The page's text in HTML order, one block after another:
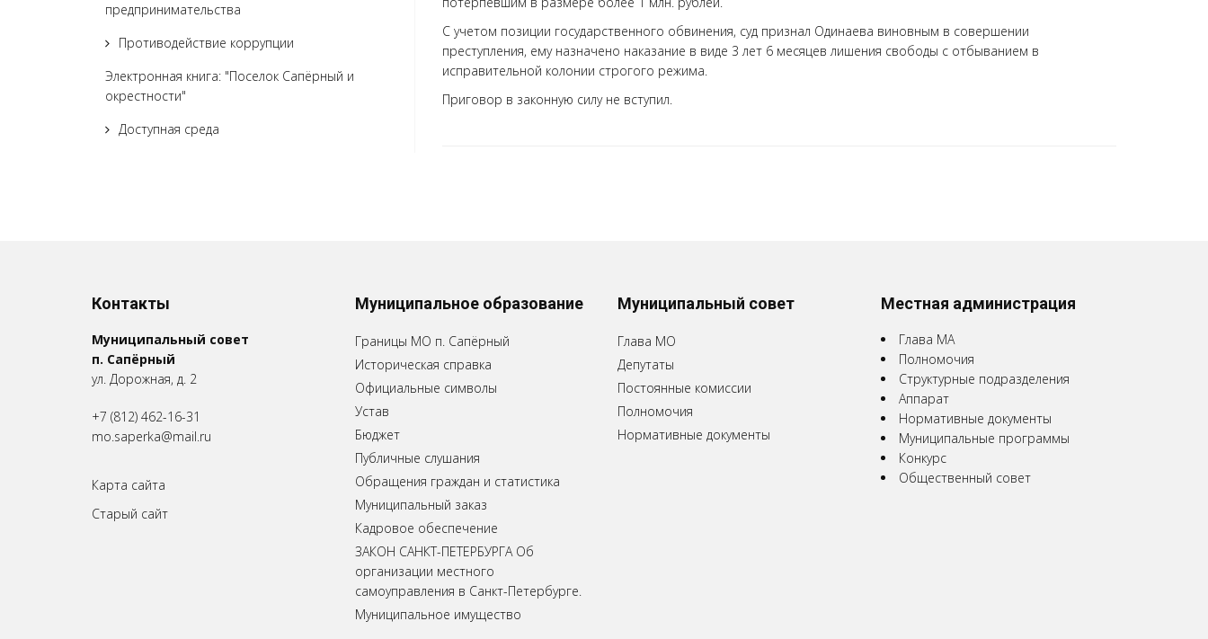
предпринимательства
Противодействие коррупции
Электронная книга: "Поселок Сапёрный и
окрестности"
Доступная среда
С учетом позиции государственного обвинения, суд признал Одинаева виновным в совершении
преступления, ему назначено наказание в виде 3 лет 6 месяцев лишения свободы с отбыванием в
исправительной колонии строгого режима.
Приговор в законную силу не вступил.
Контакты
Муниципальный совет
п. Сапёрный
ул. Дорожная, д. 2
+7 (812) 462-16-31
mo.saperka@mail.ru
Карта сайта
Старый сайт
Муниципальное образование
Границы МО п. Сапёрный
Историческая справка
Официальные символы
Устав
Бюджет
Публичные слушания
Обращения граждан и статистика
Муниципальный заказ
Кадровое обеспечение
ЗАКОН САНКТ-ПЕТЕРБУРГА Об
организации местного
самоуправления в Санкт-Петербурге.
Муниципальное имущество
Муниципальный совет
Глава МО
Депутаты
Постоянные комиссии
Полномочия
Нормативные документы
Местная администрация
Глава МА
Полномочия
Структурные подразделения
Аппарат
Нормативные документы
Муниципальные программы
Конкурс
Общественный совет